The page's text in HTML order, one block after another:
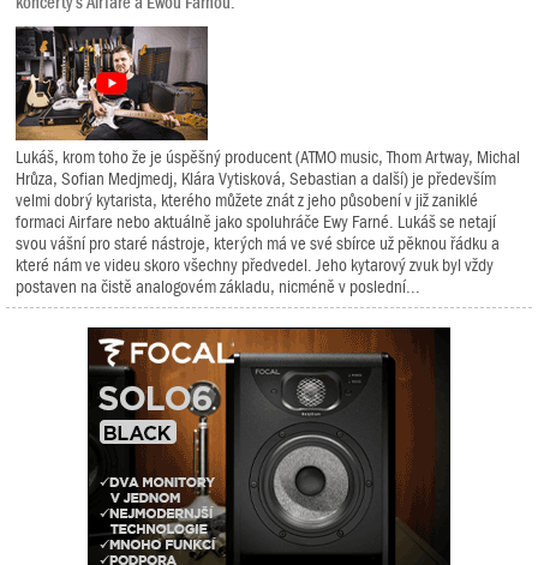
Lukáš, krom toho že je úspěšný producent (ATMO music, Thom Artway, Michal
Hrůza, Sofian Medjmedj, Klára Vytisková, Sebastian a další) je především
velmi dobrý kytarista, kterého můžete znát z jeho působení v již zaniklé
formaci Airfare nebo aktuálně jako spoluhráče Ewy Farné. Lukáš se netají
svou vášní pro staré nástroje, kterých má ve své sbírce už pěknou řádku a
které nám ve videu skoro všechny předvedel. Jeho kytarový zvuk byl vždy
postaven na čistě analogovém základu, nicméně v poslední...